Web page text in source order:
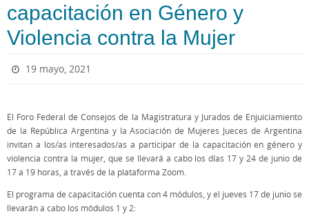
capacitación en Género y
Violencia contra la Mujer
19 mayo, 2021
El Foro Federal de Consejos de la Magistratura y Jurados de Enjuiciamiento
de la República Argentina y la Asociación de Mujeres Jueces de Argentina
invitan a los/as interesados/as a participar de la capacitación en género y
violencia contra la mujer, que se llevará a cabo los días 17 y 24 de junio de
17 a 19 horas, a través de la plataforma Zoom.
El programa de capacitación cuenta con 4 módulos, y el jueves 17 de junio se
llevarán a cabo los módulos 1 y 2: